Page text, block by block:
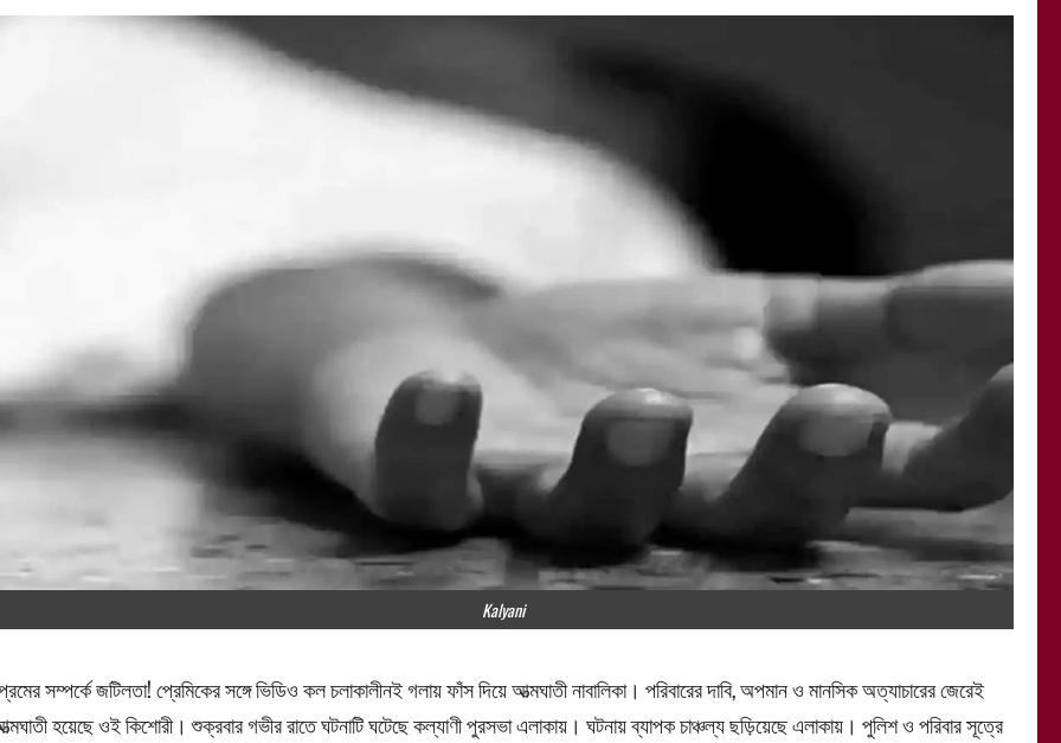
Kalyani
সম্পর্কে জটিলতা! প্রেমিকের সঙ্গে ভিডিও কল চলাকালীনই গলায় ফাঁস দিয়ে আত্মঘাতী নাবালিকা। পরিবারের দাবি, অপমান ও মানসিক অত্যাচারের জেরেই
হয়েছে ওই কিশোরী। শুক্রবার গভীর রাতে ঘটনাটি ঘটেছে কল্যাণী পুরসভা এলাকায়। ঘটনায় ব্যাপক চাঞ্চল্য ছড়িয়েছে এলাকায়। পুলিশ ও পরিবার সূত্রে